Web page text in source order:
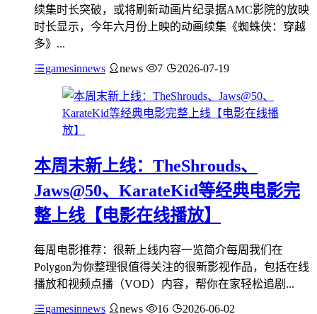
续集时长突破，或将刷新动画片纪录据AMC影院的放映
时长显示，今年六月份上映的动画续集《蜘蛛侠：穿越
多》...
gamesinnews news 7 2026-07-19
本周末新上线：TheShrouds、
Jaws@50、KarateKid等经典电影完
整上线【电影在线播放】
每周电影推荐：很新上线内容一览简介每周我们在
Polygon为你整理很值得关注的很新影视作品，包括在线
播放和视频点播（VOD）内容，帮你在家轻松追剧...
gamesinnews news 16 2026-06-02